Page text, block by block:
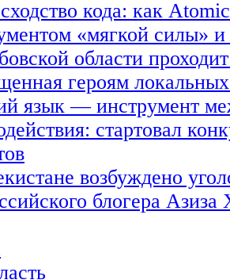
кода: как
«мягкой силы» и
области
героям
язык — инструмент
стартовал
возбуждено
блогера Азиза